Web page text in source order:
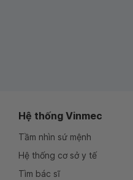
Hệ thống Vinmec
Tầm nhìn sứ mệnh
Hệ thống cơ sở y tế
Tìm bác sĩ